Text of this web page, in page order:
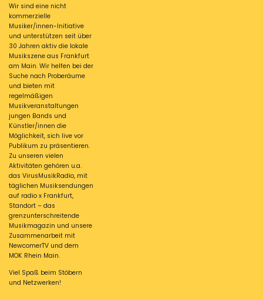
Wir sind eine nicht
kommerzielle
Musiker/innen-Initiative
und unterstützen seit über
30 Jahren aktiv die lokale
Musikszene aus Frankfurt
am Main. Wir helfen bei der
Suche nach Proberäume
und bieten mit
regelmäßigen
Musikveranstaltungen
jungen Bands und
Künstler/innen die
Möglichkeit, sich live vor
Publikum zu präsentieren.
Zu unseren vielen
Aktivitäten gehören u.a.
das VirusMusikRadio, mit
täglichen Musiksendungen
auf radio x Frankfurt,
Standort – das
grenzunterschreitende
Musikmagazin und unsere
Zusammenarbeit mit
NewcomerTV und dem
MOK Rhein Main.
Viel Spaß beim Stöbern
und Netzwerken!